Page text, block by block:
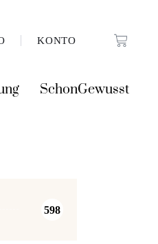
KONTO
SchonGewusst
598